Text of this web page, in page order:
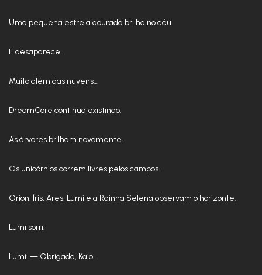
Uma pequena estrela dourada brilha no céu.
E desaparece.
Muito além das nuvens…
DreamCore continua existindo.
As árvores brilham novamente.
Os unicórnios correm livres pelos campos.
Orion, Íris, Ares, Lumi e a Rainha Selena observam o horizonte.
Lumi sorri.
Lumi: — Obrigada, Kaio.